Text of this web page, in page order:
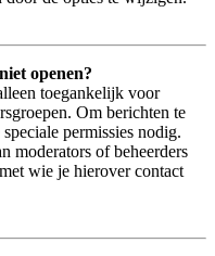
openen?
toegankelijk voor
Om berichten te
permissies nodig.
moderators of beheerders
wie je hierover contact